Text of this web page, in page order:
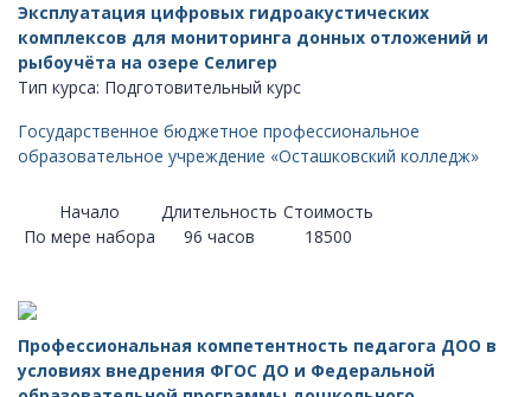
Эксплуатация цифровых гидроакустических
комплексов для мониторинга донных отложений и
рыбоучёта на озере Селигер
Тип курса: Подготовительный курс
Государственное бюджетное профессиональное
образовательное учреждение «Осташковский колледж»
Начало
По мере набора
Длительность
96 часов
Стоимость
18500
Профессиональная компетентность педагога ДОО в
условиях внедрения ФГОС ДО и Федеральной